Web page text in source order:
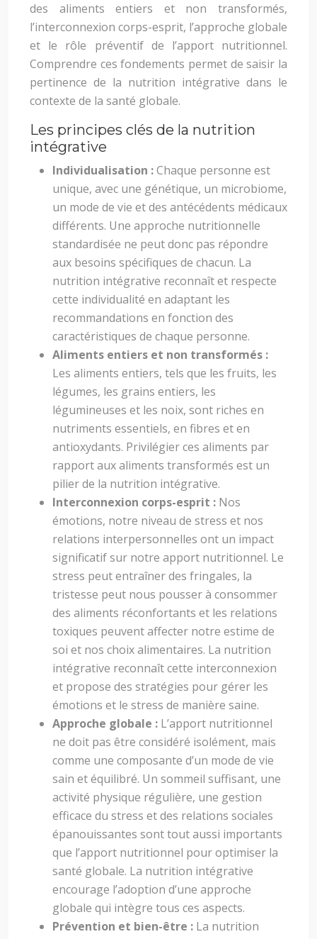
des aliments entiers et non transformés,
l’interconnexion corps-esprit, l’approche globale
et le rôle préventif de l’apport nutritionnel.
Comprendre ces fondements permet de saisir la
pertinence de la nutrition intégrative dans le
contexte de la santé globale.
Les principes clés de la nutrition
intégrative
Individualisation :Chaque personne est
unique, avec une génétique, un microbiome,
un mode de vie et des antécédents médicaux
différents. Une approche nutritionnelle
standardisée ne peut donc pas répondre
aux besoins spécifiques de chacun. La
nutrition intégrative reconnaît et respecte
cette individualité en adaptant les
recommandations en fonction des
caractéristiques de chaque personne.
Aliments entiers et non transformés :
Les aliments entiers, tels que les fruits, les
légumes, les grains entiers, les
légumineuses et les noix, sont riches en
nutriments essentiels, en fibres et en
antioxydants. Privilégier ces aliments par
rapport aux aliments transformés est un
pilier de la nutrition intégrative.
Interconnexion corps-esprit : Nos
émotions, notre niveau de stress et nos
relations interpersonnelles ont un impact
significatif sur notre apport nutritionnel. Le
stress peut entraîner des fringales, la
tristesse peut nous pousser à consommer
des aliments réconfortants et les relations
toxiques peuvent affecter notre estime de
soi et nos choix alimentaires. La nutrition
intégrative reconnaît cette interconnexion
et propose des stratégies pour gérer les
émotions et le stress de manière saine.
Approche globale : L’apport nutritionnel
ne doit pas être considéré isolément, mais
comme une composante d’un mode de vie
sain et équilibré. Un sommeil suffisant, une
activité physique régulière, une gestion
efficace du stress et des relations sociales
épanouissantes sont tout aussi importants
que l’apport nutritionnel pour optimiser la
santé globale. La nutrition intégrative
encourage l’adoption d’une approche
globale qui intègre tous ces aspects.
Prévention et bien-être : La nutrition